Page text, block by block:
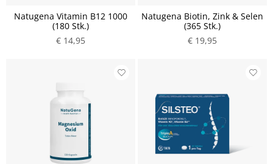
Natugena Vitamin B12 1000
(180 Stk.)
€ 14,95
Natugena Biotin, Zink & Selen
(365 Stk.)
€ 19,95